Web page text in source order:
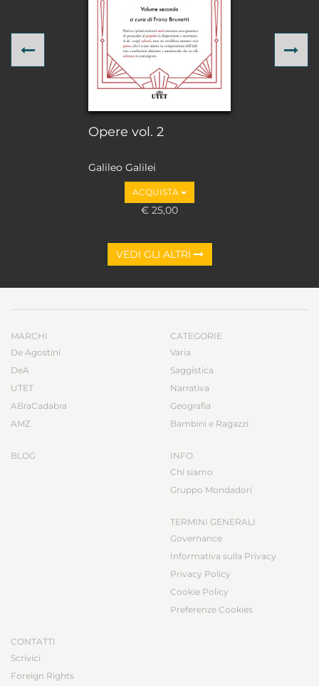
Opere vol. 2
Galileo Galilei
ACQUISTA
€ 25,00
Previous
VEDI GLI ALTRI
MARCHI
De Agostini
DeA
UTET
ABraCadabra
AMZ
BLOG
CATEGORIE
Varia
Saggistica
Narrativa
Geografia
Bambini e Ragazzi
INFO
Chi siamo
Gruppo Mondadori
TERMINI GENERALI
Governance
Informativa sulla Privacy
Privacy Policy
Cookie Policy
Preferenze Cookies
CONTATTI
Scrivici
Foreign Rights